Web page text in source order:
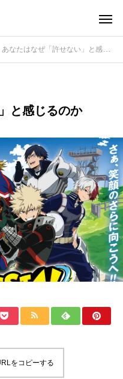
あなたはなぜ「許せない」と感じるのか
と感じるのか
をコピーする